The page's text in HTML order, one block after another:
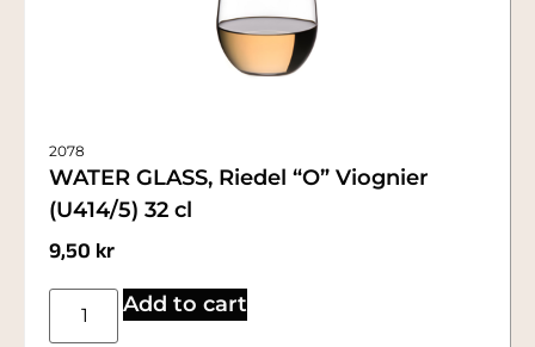
2078
WATER GLASS, Riedel “O” Viognier
(U414/5) 32 cl
9,50 kr
Add to cart